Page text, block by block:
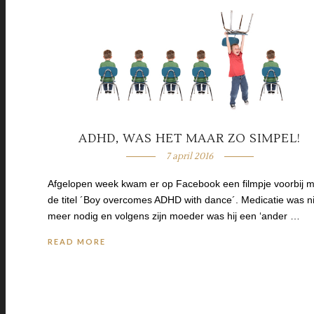
ADHD, WAS HET MAAR ZO SIMPEL!
7 april 2016
Afgelopen week kwam er op Facebook een filmpje voorbij
de titel ´Boy overcomes ADHD with dance´. Medicatie was
meer nodig en volgens zijn moeder was hij een ‘ander …
READ MORE